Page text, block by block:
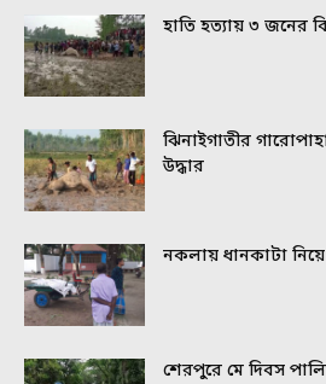
হাতি হত্যায় ৩ জনের
ঝিনাইগাতীর
উদ্ধার
নকলায় ধানকাটা
শেরপুরে মে দিবস